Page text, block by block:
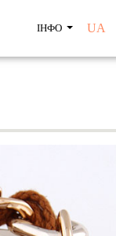
ІНФО UA